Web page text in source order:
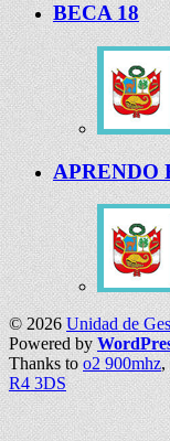
BECA 18
APRENDO
© 2026 Unidad de
Powered by
Thanks too2 900mhz,
R4 3DS